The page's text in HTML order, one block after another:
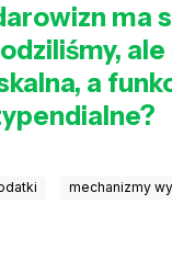
ma
a
mechanizmy